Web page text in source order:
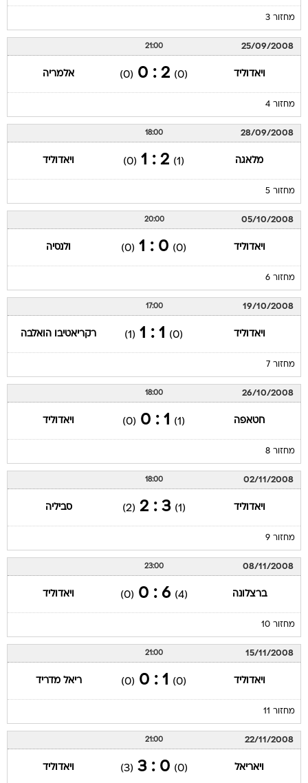
מחזור 3
25/09/2008
21:00
ויאדוליד (0)
2 : 0
(0) אלמריה
מחזור 4
28/09/2008
18:00
מלאגה (1)
2 : 1
(0) ויאדוליד
מחזור 5
05/10/2008
20:00
ויאדוליד (0)
0 : 1
(0) ולנסיה
מחזור 6
19/10/2008
17:00
ויאדוליד (0)
1 : 1
(1) רקריאטיבו הואלבה
מחזור 7
26/10/2008
18:00
חטאפה (1)
1 : 0
(0) ויאדוליד
מחזור 8
02/11/2008
18:00
ויאדוליד (1)
3 : 2
(2) סביליה
מחזור 9
08/11/2008
23:00
ברצלונה (4)
6 : 0
(0) ויאדוליד
מחזור 10
15/11/2008
21:00
ויאדוליד (0)
1 : 0
(0) ריאל מדריד
מחזור 11
22/11/2008
21:00
ויאריאל (0)
0 : 3
(3) ויאדוליד